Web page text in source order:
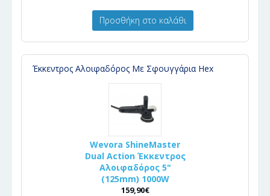
Προσθήκη στο καλάθι
Έκκεντρος Αλοιφαδόρος Με Σφουγγάρια Hex
Wevora ShineMaster
Dual Action Έκκεντρος
Αλοιφαδόρος 5"
(125mm) 1000W
159,90€